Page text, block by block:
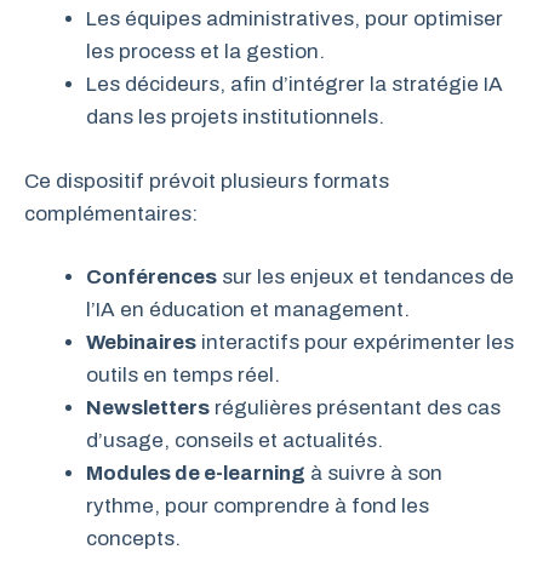
Les équipes administratives, pour optimiser
les process et la gestion.
Les décideurs, afin d’intégrer la stratégie IA
dans les projets institutionnels.
Ce dispositif prévoit plusieurs formats
complémentaires:
Conférences sur les enjeux et tendances de
l’IA en éducation et management.
Webinaires interactifs pour expérimenter les
outils en temps réel.
Newsletters régulières présentant des cas
d’usage, conseils et actualités.
Modules de e-learning à suivre à son
rythme, pour comprendre à fond les
concepts.